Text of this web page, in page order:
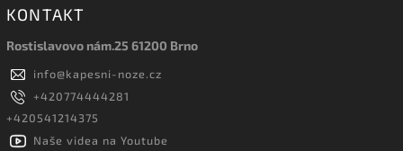
KONTAKT
Rostislavovo nám.25 61200 Brno
info@kapesni-noze.cz
+420774444281
+420541214375
Naše videa na Youtube